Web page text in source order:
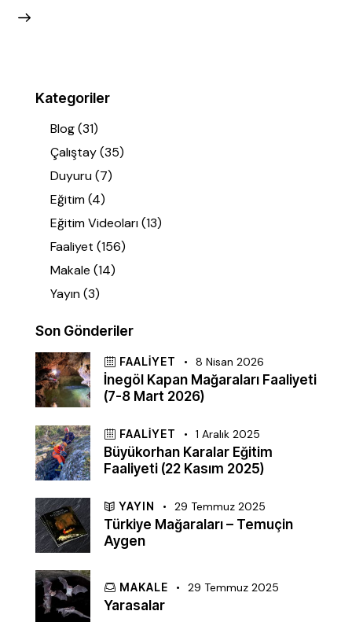
Kategoriler
Blog(31)
Çalıştay(35)
Duyuru(7)
Eğitim(4)
Eğitim Videoları(13)
Faaliyet (156)
Makale (14)
Yayın(3)
Son Gönderiler
FAALIYET 8 Nisan 2026
İnegöl Kapan Mağaraları Faaliyeti
(7-8 Mart 2026)
FAALIYET 1 Aralık 2025
Büyükorhan Karalar Eğitim
Faaliyeti (22 Kasım 2025)
YAYIN 29 Temmuz 2025
Türkiye Mağaraları – Temuçin
Aygen
MAKALE 29 Temmuz 2025
Yarasalar